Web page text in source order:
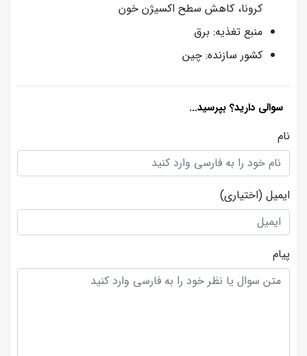
کرونا، کاهش سطح اکسیژن خون
منبع تغذیه: برق
کشور سازنده: چین
سوالی دارید؟ بپرسید...
نام
ایمیل (اختیاری)
پیام